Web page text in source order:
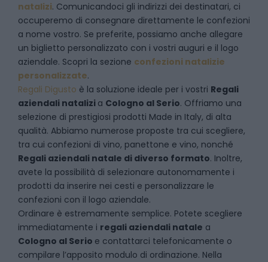
natalizi. Comunicandoci gli indirizzi dei destinatari, ci
occuperemo di consegnare direttamente le confezioni
a nome vostro. Se preferite, possiamo anche allegare
un biglietto personalizzato con i vostri auguri e il logo
aziendale. Scopri la sezione confezioni natalizie
personalizzate.
Regali Digusto è la soluzione ideale per i vostri Regali
aziendali natalizi a Cologno al Serio. Offriamo una
selezione di prestigiosi prodotti Made in Italy, di alta
qualità. Abbiamo numerose proposte tra cui scegliere,
tra cui confezioni di vino, panettone e vino, nonché
Regali aziendali natale di diverso formato. Inoltre,
avete la possibilità di selezionare autonomamente i
prodotti da inserire nei cesti e personalizzare le
confezioni con il logo aziendale.
Ordinare è estremamente semplice. Potete scegliere
immediatamente i regali aziendali natale a
Cologno al Serio e contattarci telefonicamente o
compilare l’apposito modulo di ordinazione. Nella